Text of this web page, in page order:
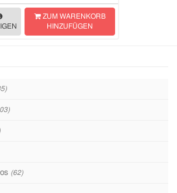
ZUM WARENKORB
HINZUFÜGEN
(62)